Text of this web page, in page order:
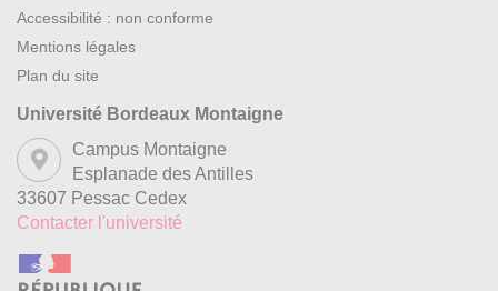
Accessibilité : non conforme
Mentions légales
Plan du site
Université Bordeaux Montaigne
Campus Montaigne
Esplanade des Antilles
33607 Pessac Cedex
Contacter l'université